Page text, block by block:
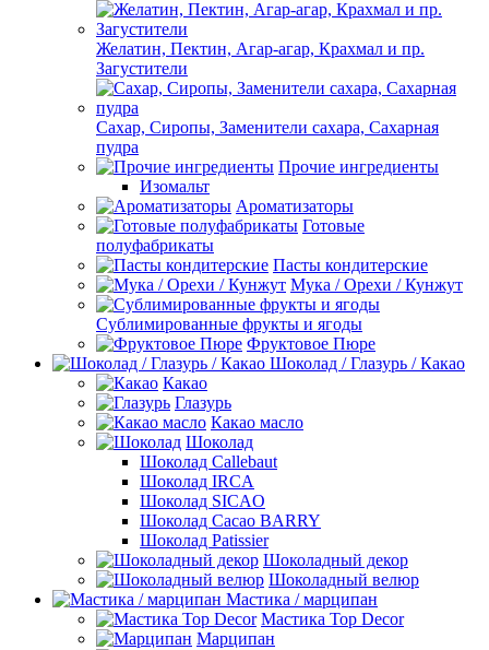
Желатин, Пектин, Агар-агар, Крахмал и пр.
Загустители
Сахар, Сиропы, Заменители сахара, Сахарная
пудра
Прочие ингредиенты
Изомальт
Ароматизаторы
Готовые
полуфабрикаты
Пасты кондитерские
Мука / Орехи / Кунжут
Сублимированные фрукты и ягоды
Фруктовое Пюре
Шоколад / Глазурь / Какао
Какао
Глазурь
Какао масло
Шоколад
Шоколад Callebaut
Шоколад IRCA
Шоколад SICAO
Шоколад Cacao BARRY
Шоколад Patissier
Шоколадный декор
Шоколадный велюр
Мастика / марципан
Мастика Top Decor
Марципан